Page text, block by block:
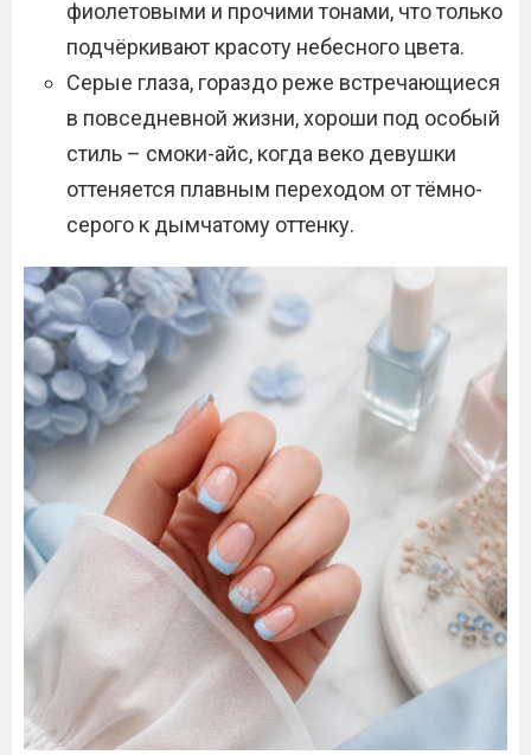
фиолетовыми и прочими тонами, что только
подчёркивают красоту небесного цвета.
Серые глаза, гораздо реже встречающиеся
в повседневной жизни, хороши под особый
стиль – смоки-айс, когда веко девушки
оттеняется плавным переходом от тёмно-
серого к дымчатому оттенку.